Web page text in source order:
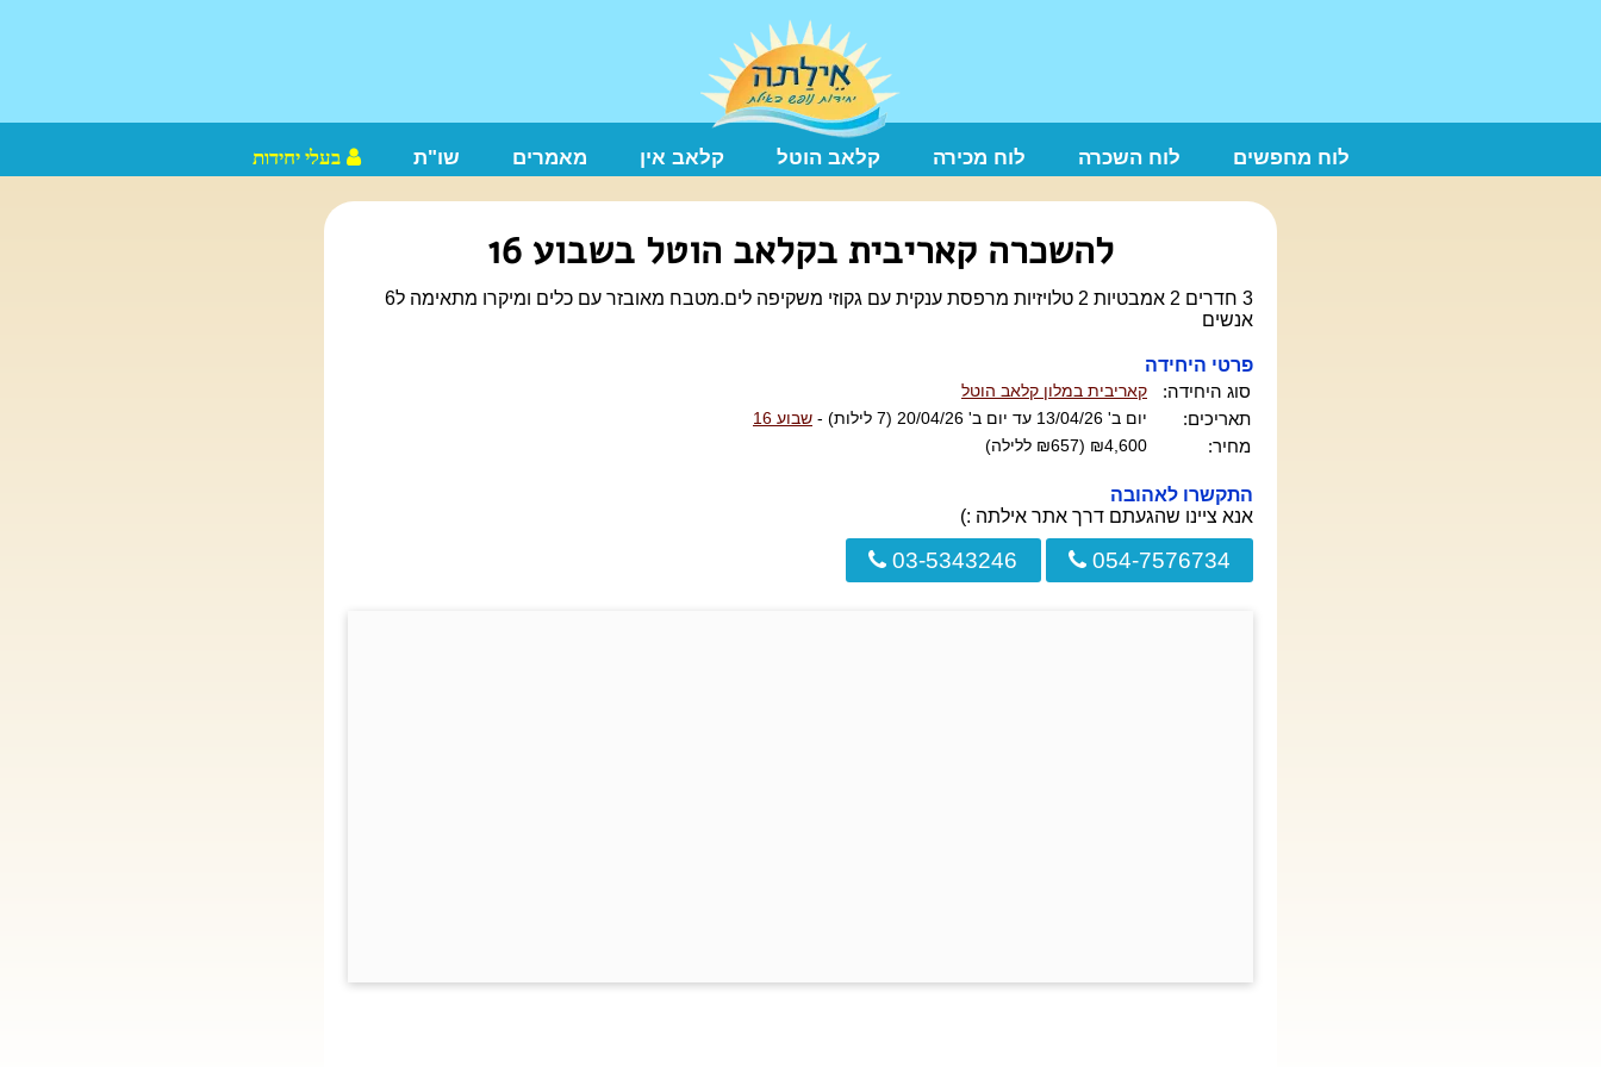
לוח מחפשים לוח השכרה לוח מכירה קלאב הוטל קלאב אין מאמרים שו"ת בעלי יחידות
להשכרה קאריבית בקלאב הוטל בשבוע 16
3 חדרים 2 אמבטיות 2 טלויזיות מרפסת ענקית עם גקוזי משקיפה לים.מטבח מאובזר עם כלים ומיקרו מתאימה ל6
אנשים
פרטי היחידה
סוג היחידה:
קאריבית במלון קלאב הוטל
תאריכים: יום ב' 13/04/26 עד יום ב' 20/04/26 (7 לילות) - שבוע 16
מחיר: ₪4,600 (₪657 ללילה)
התקשרו לאהובה
אנא ציינו שהגעתם דרך אתר אילתה :)
054-7576734
03-5343246